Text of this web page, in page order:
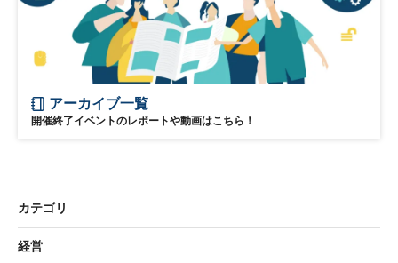
アーカイブ一覧
開催終了イベントのレポートや動画はこちら！
カテゴリ
経営